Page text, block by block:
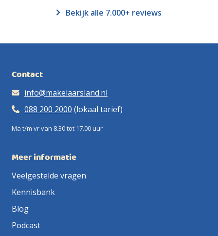
Bekijk alle 7.000+ reviews
Contact
info@makelaarsland.nl
088 200 2000 (lokaal tarief)
Ma t/m vr van 8.30 tot 17.00 uur
Meer informatie
Veelgestelde vragen
Kennisbank
Blog
Podcast